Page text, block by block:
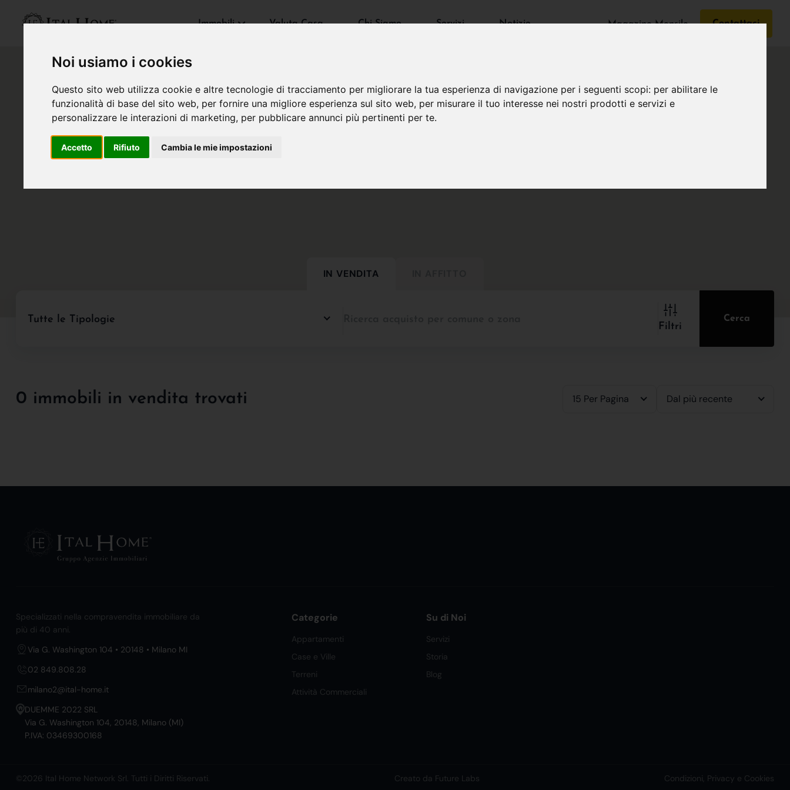
Noi usiamo i cookies
Questo sito web utilizza cookie e altre tecnologie di tracciamento per migliorare la tua esperienza di navigazione per i seguenti scopi: per abilitare le
funzionalità di base del sito web, per fornire una migliore esperienza sul sito web, per misurare il tuo interesse nei nostri prodotti e servizi e
personalizzare le interazioni di marketing, per pubblicare annunci più pertinenti per te.
Accetto Rifiuto Cambia le mie impostazioni
Immobili Valuta Casa Chi Siamo Servizi Notizie Magazine Mensile Contattaci
IN VENDITA
Tutte le Tipologie
Filtri
Cerca
0 immobili in vendita trovati 15 Per Pagina Dal più recente
Specializzati nella compravendita immobiliare da
più di 40 anni.
Via G. Washington 104 • 20148 • Milano MI
02 849.808.28
milano2@ital-home.it
DUEMME 2022 SRL
Via G. Washington 104, 20148, Milano (MI)
P.IVA: 03469300168
Categorie
Appartamenti
Case e Ville
Terreni
Attività Commerciali
Su di Noi
Servizi
Storia
Blog
©2026 Ital Home Network Srl. Tutti i Diritti Riservati. Creato da Future Labs Condizioni, Privacy e Cookies